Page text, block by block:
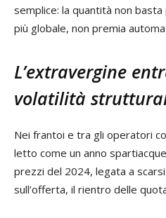
semplice: la quantità non
più globale, non premia
L’extravergine
volatilità
Nei frantoi e tra gli operatori
letto come un anno
prezzi del 2024, legata a
sull’offerta, il rientro delle